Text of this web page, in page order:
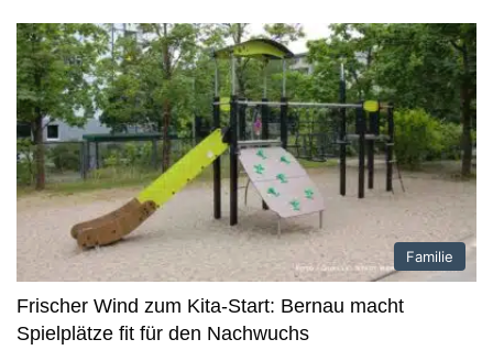
Familie
Frischer Wind zum Kita-Start: Bernau macht
Spielplätze fit für den Nachwuchs